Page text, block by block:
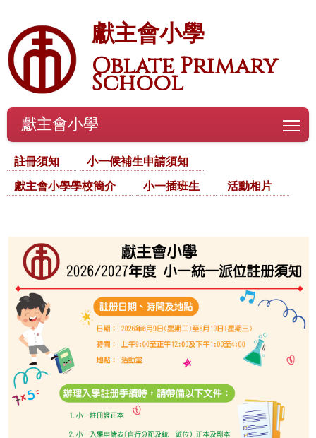
獻主會小學
Oblate Primary
School
獻主會小學
註冊須知
小一候補生申請須知
獻主會小學學校簡介
小一插班生 活動相片